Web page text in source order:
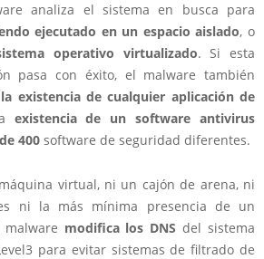
analiza el sistema en busca para
ejecutado en un espacio aislado, o
operativo virtualizado. Si esta
pasa con éxito, el malware también
existencia de cualquier aplicación de
existencia de un software antivirus
400 software de seguridad diferentes.
virtual, ni un cajón de arena, ni
ni la más mínima presencia de un
modifica los DNS del sistema
para evitar sistemas de filtrado de